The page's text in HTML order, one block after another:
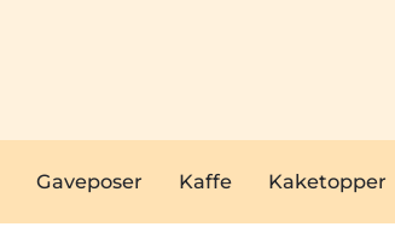
Gaveposer Kaffe Kaketopper